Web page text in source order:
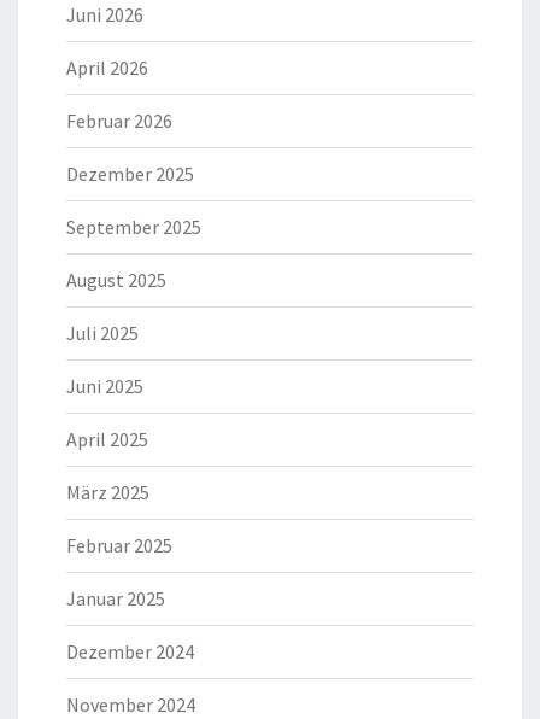
Juni 2026
April 2026
Februar 2026
Dezember 2025
September 2025
August 2025
Juli 2025
Juni 2025
April 2025
März 2025
Februar 2025
Januar 2025
Dezember 2024
November 2024